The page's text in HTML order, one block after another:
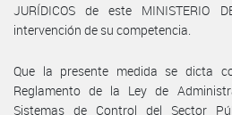
JURÍDICOS de este MINISTERIO
intervención de su competencia.
Que la presente medida se dicta
Reglamento de la Ley de
Sistemas de Control del Sector